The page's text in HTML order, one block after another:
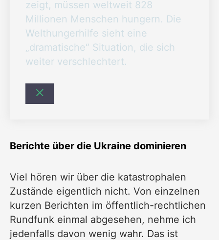
zeigt, müssen weltweit 828
Millionen Menschen hungern. Die
Welthungerhilfe sieht eine
„dramatische“ Situation, die sich
weiter verschlechtert.
Berichte über die Ukraine dominieren
Viel hören wir über die katastrophalen
Zustände eigentlich nicht. Von einzelnen
kurzen Berichten im öffentlich-rechtlichen
Rundfunk einmal abgesehen, nehme ich
jedenfalls davon wenig wahr. Das ist